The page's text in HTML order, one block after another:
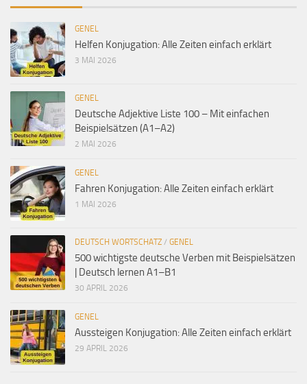
GENEL
Helfen Konjugation: Alle Zeiten einfach erklärt
3 MAI 2026
GENEL
Deutsche Adjektive Liste 100 – Mit einfachen
Beispielsätzen (A1–A2)
2 MAI 2026
GENEL
Fahren Konjugation: Alle Zeiten einfach erklärt
1 MAI 2026
DEUTSCH WORTSCHATZ / GENEL
500 wichtigste deutsche Verben mit Beispielsätzen
| Deutsch lernen A1–B1
30 APRIL 2026
GENEL
Aussteigen Konjugation: Alle Zeiten einfach erklärt
29 APRIL 2026